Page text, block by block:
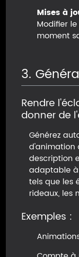
Mises à
Modifier
moment
3.
Rendre
donner de
Générez
d'animation
description
adaptable
tels que les
rideaux, les
Exemples :